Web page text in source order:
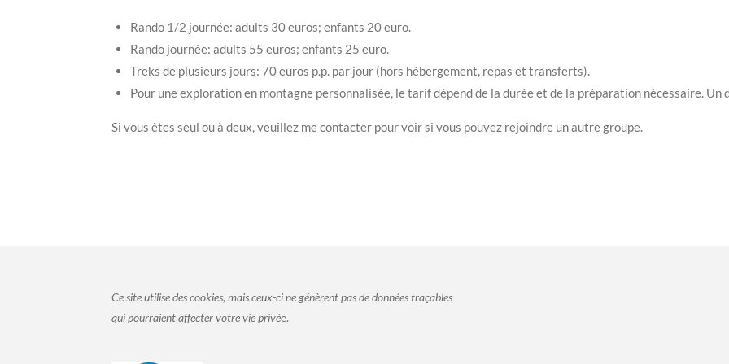
Rando 1/2 journée: adults 30 euros; enfants 20 euro.
Rando journée: adults 55 euros; enfants 25 euro.
Treks de plusieurs jours: 70 euros p.p. par jour (hors hébergement, repas et transferts).
Pour une exploration en montagne personnalisée, le tarif dépend de la durée et de la préparation nécessaire. Un
Si vous êtes seul ou à deux, veuillez me contacter pour voir si vous pouvez rejoindre un autre groupe.
Ce site utilise des cookies, mais ceux-ci ne génèrent pas de données traçables
qui pourraient affecter votre vie privée.